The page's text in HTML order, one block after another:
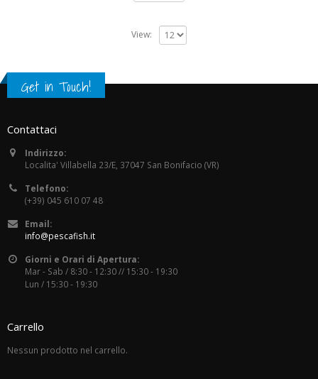
View:
Get in Touch!
Contattaci
Indirizzo:
Localita' Villabella 23/E, 37047 San Bonifacio (VR)
Telefono:
(+39) 045 610 07 48
Email:
info@pescafish.it
Giorni e Orari di Apertura:
Mar - Sab / 8:30 - 12:30 // 15:30 - 19:30
Lun / 15:30 - 19:30
Carrello
Nessun prodotto nel carrello.